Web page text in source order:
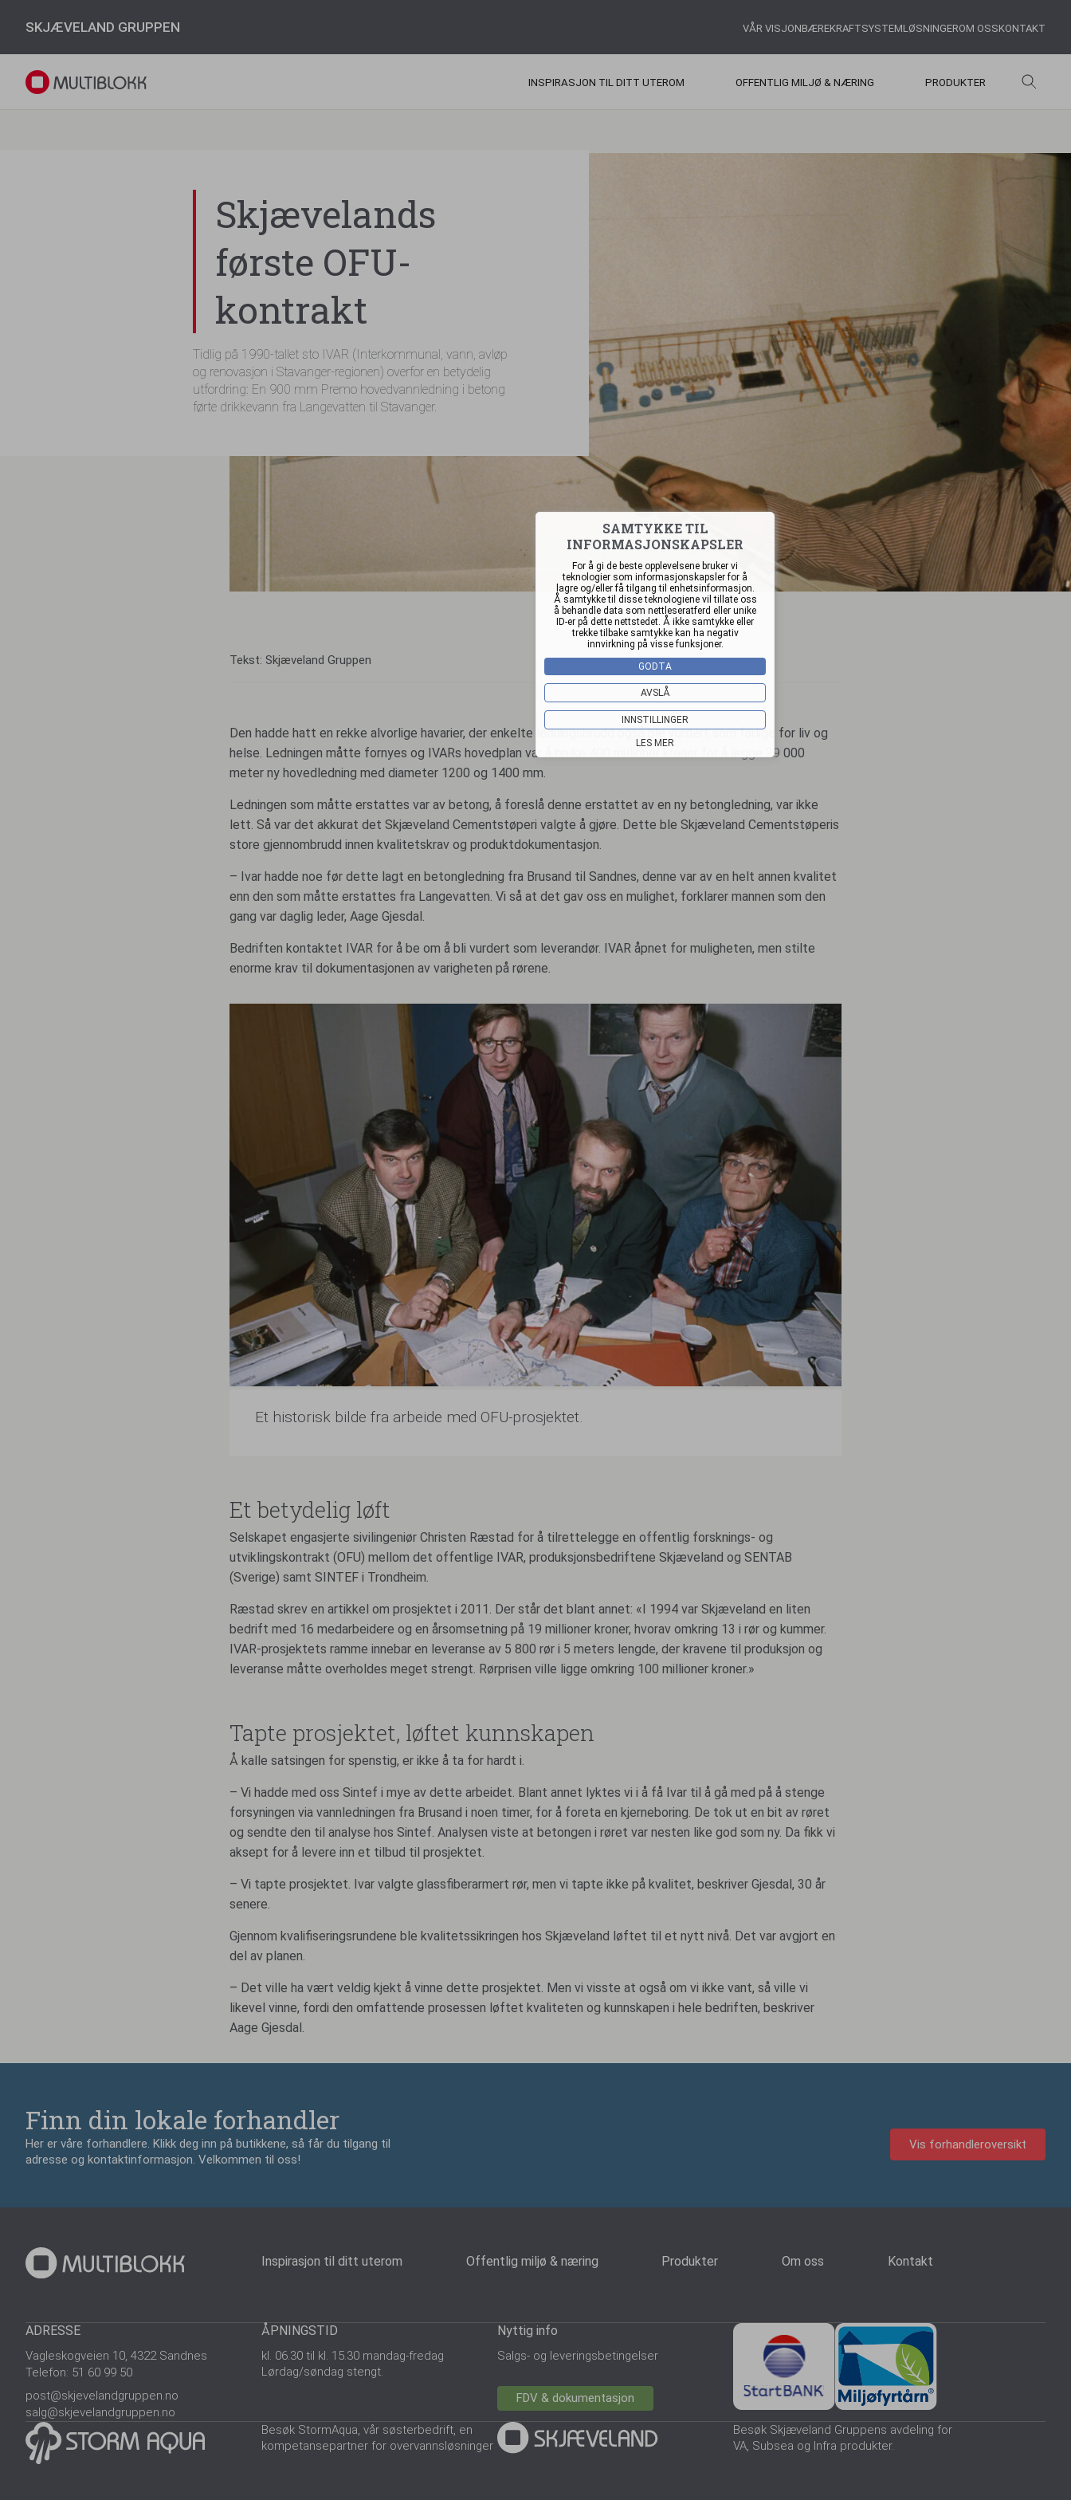
SKJÆVELAND GRUPPEN VÅR VISJONBÆREKRAFTSYSTEMLØSNINGEROM OSSKONTAKT
INSPIRASJON TIL DITT UTEROM OFFENTLIG MILJØ & NÆRING PRODUKTER
Skjævelands
første OFU-
kontrakt
Tidlig på 1990-tallet sto IVAR (Interkommunal, vann, avløp
og renovasjon i Stavanger-regionen) overfor en betydelig
utfordring: En 900 mm Premo hovedvannledning i betong
førte drikkevann fra Langevatten til Stavanger.
Tekst: Skjæveland Gruppen
Den hadde hatt en rekke alvorlige havarier, der enkelte ledningsbrudd også ble vurdert som farlige for liv og
helse. Ledningen måtte fornyes og IVARs hovedplan var å bruke 400 millioner kroner for å legge 29 000
meter ny hovedledning med diameter 1200 og 1400 mm.
Ledningen som måtte erstattes var av betong, å foreslå denne erstattet av en ny betongledning, var ikke
lett. Så var det akkurat det Skjæveland Cementstøperi valgte å gjøre. Dette ble Skjæveland Cementstøperis
store gjennombrudd innen kvalitetskrav og produktdokumentasjon.
– Ivar hadde noe før dette lagt en betongledning fra Brusand til Sandnes, denne var av en helt annen kvalitet
enn den som måtte erstattes fra Langevatten. Vi så at det gav oss en mulighet, forklarer mannen som den
gang var daglig leder, Aage Gjesdal.
Bedriften kontaktet IVAR for å be om å bli vurdert som leverandør. IVAR åpnet for muligheten, men stilte
enorme krav til dokumentasjonen av varigheten på rørene.
Et historisk bilde fra arbeide med OFU-prosjektet.
Et betydelig løft
Selskapet engasjerte sivilingeniør Christen Ræstad for å tilrettelegge en offentlig forsknings- og
utviklingskontrakt (OFU) mellom det offentlige IVAR, produksjonsbedriftene Skjæveland og SENTAB
(Sverige) samt SINTEF i Trondheim.
Ræstad skrev en artikkel om prosjektet i 2011. Der står det blant annet: «I 1994 var Skjæveland en liten
bedrift med 16 medarbeidere og en årsomsetning på 19 millioner kroner, hvorav omkring 13 i rør og kummer.
IVAR-prosjektets ramme innebar en leveranse av 5 800 rør i 5 meters lengde, der kravene til produksjon og
leveranse måtte overholdes meget strengt. Rørprisen ville ligge omkring 100 millioner kroner.»
Tapte prosjektet, løftet kunnskapen
Å kalle satsingen for spenstig, er ikke å ta for hardt i.
– Vi hadde med oss Sintef i mye av dette arbeidet. Blant annet lyktes vi i å få Ivar til å gå med på å stenge
forsyningen via vannledningen fra Brusand i noen timer, for å foreta en kjerneboring. De tok ut en bit av røret
og sendte den til analyse hos Sintef. Analysen viste at betongen i røret var nesten like god som ny. Da fikk vi
aksept for å levere inn et tilbud til prosjektet.
– Vi tapte prosjektet. Ivar valgte glassfiberarmert rør, men vi tapte ikke på kvalitet, beskriver Gjesdal, 30 år
senere.
Gjennom kvalifiseringsrundene ble kvalitetssikringen hos Skjæveland løftet til et nytt nivå. Det var avgjort en
del av planen.
– Det ville ha vært veldig kjekt å vinne dette prosjektet. Men vi visste at også om vi ikke vant, så ville vi
likevel vinne, fordi den omfattende prosessen løftet kvaliteten og kunnskapen i hele bedriften, beskriver
Aage Gjesdal.
SAMTYKKE TIL
INFORMASJONSKAPSLER
For å gi de beste opplevelsene bruker vi
teknologier som informasjonskapsler for å
lagre og/eller få tilgang til enhetsinformasjon.
Å samtykke til disse teknologiene vil tillate oss
å behandle data som nettleseratferd eller unike
ID-er på dette nettstedet. Å ikke samtykke eller
trekke tilbake samtykke kan ha negativ
innvirkning på visse funksjoner.
GODTA
AVSLÅ
INNSTILLINGER
LES MER
Finn din lokale forhandler
Her er våre forhandlere. Klikk deg inn på butikkene, så får du tilgang til
adresse og kontaktinformasjon. Velkommen til oss!
Vis forhandleroversikt
Inspirasjon til ditt uterom Offentlig miljø & næring Produkter Om oss Kontakt
ADRESSE
Vagleskogveien 10, 4322 Sandnes
Telefon: 51 60 99 50
post@skjevelandgruppen.no
salg@skjevelandgruppen.no
ÅPNINGSTID
kl. 06.30 til kl. 15.30 mandag-fredag
Lørdag/søndag stengt.
Nyttig info
Salgs- og leveringsbetingelser
FDV & dokumentasjon
Besøk StormAqua, vår søsterbedrift, en
kompetansepartner for overvannsløsninger
Besøk Skjæveland Gruppens avdeling for
VA, Subsea og Infra produkter.